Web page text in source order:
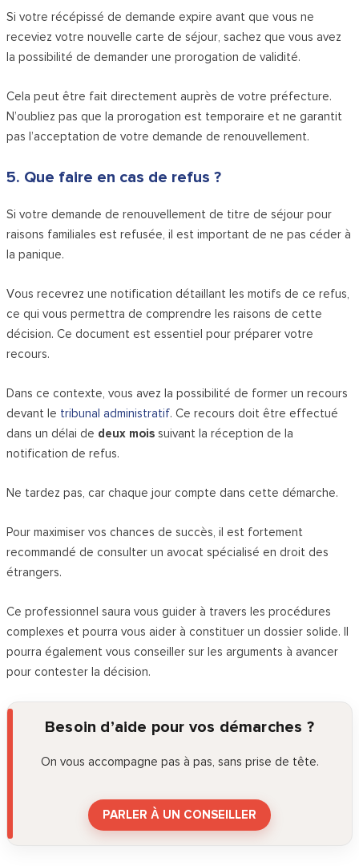
Si votre récépissé de demande expire avant que vous ne
receviez votre nouvelle carte de séjour, sachez que vous avez
la possibilité de demander une prorogation de validité.
Cela peut être fait directement auprès de votre préfecture.
N’oubliez pas que la prorogation est temporaire et ne garantit
pas l’acceptation de votre demande de renouvellement.
5. Que faire en cas de refus ?
Si votre demande de renouvellement de titre de séjour pour
raisons familiales est refusée, il est important de ne pas céder à
la panique.
Vous recevrez une notification détaillant les motifs de ce refus,
ce qui vous permettra de comprendre les raisons de cette
décision. Ce document est essentiel pour préparer votre
recours.
Dans ce contexte, vous avez la possibilité de former un recours
devant le tribunal administratif. Ce recours doit être effectué
dans un délai de deux mois suivant la réception de la
notification de refus.
Ne tardez pas, car chaque jour compte dans cette démarche.
Pour maximiser vos chances de succès, il est fortement
recommandé de consulter un avocat spécialisé en droit des
étrangers.
Ce professionnel saura vous guider à travers les procédures
complexes et pourra vous aider à constituer un dossier solide. Il
pourra également vous conseiller sur les arguments à avancer
pour contester la décision.
Besoin d’aide pour vos démarches ?
On vous accompagne pas à pas, sans prise de tête.
PARLER À UN CONSEILLER